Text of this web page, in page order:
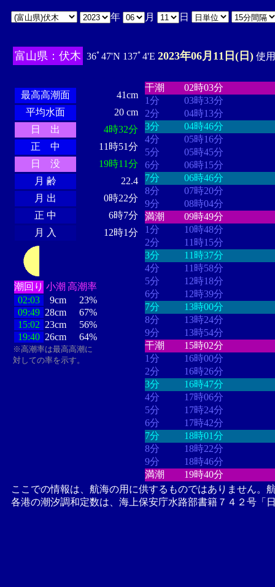
年 月 日
富山県：伏木 36ﾟ47'N 137ﾟ4'E 2023年06月11日(日) 使
最高高潮面
41cm
平均水面
20 cm
日 出
4時32分
正 中
11時51分
日 没
19時11分
月 齢
22.4
月 出
0時22分
正 中
6時7分
月 入
12時1分
潮回り 小潮 高潮率
02:03
9cm
23%
09:49 28cm
67%
15:02 23cm
56%
19:40 26cm 64%
※高潮率は最高高潮に
対しての率を示す。
干潮
02時03分
1分
03時33分
2分
04時13分
3分
04時46分
4分
05時16分
5分
05時45分
6分
06時15分
7分
06時46分
8分
07時20分
9分
08時04分
満潮
09時49分
1分
10時48分
2分
11時15分
3分
11時37分
4分
11時58分
5分
12時18分
6分
12時39分
7分
13時00分
8分
13時24分
9分
13時54分
干潮
15時02分
1分
16時00分
2分
16時26分
3分
16時47分
4分
17時06分
5分
17時24分
6分
17時42分
7分
18時01分
8分
18時22分
9分
18時46分
満潮
19時40分
ここでの情報は、航海の用に供するものではありません。
各港の潮汐調和定数は、海上保安庁水路部書籍７４２号「